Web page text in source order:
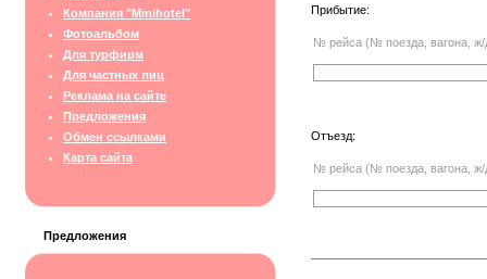
Компания "Minihotel"
Фотоальбом
Для турфирм
Для частных лиц
Реклама на сайте
Предложения
Обмен ссылками
Карта сайта
Предложения
Прибытие:
№ рейса (№ поезда, вагона, ж/
Отъезд:
№ рейса (№ поезда, вагона, ж/